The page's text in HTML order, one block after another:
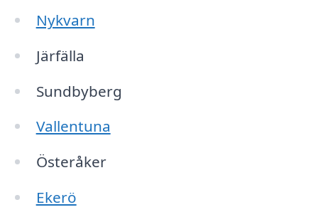
Nykvarn
Järfälla
Sundbyberg
Vallentuna
Österåker
Ekerö